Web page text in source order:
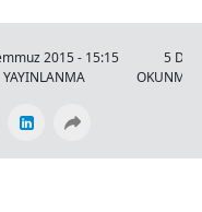
2015 - 15:15
YAYINLANMA
5
OKUNMA